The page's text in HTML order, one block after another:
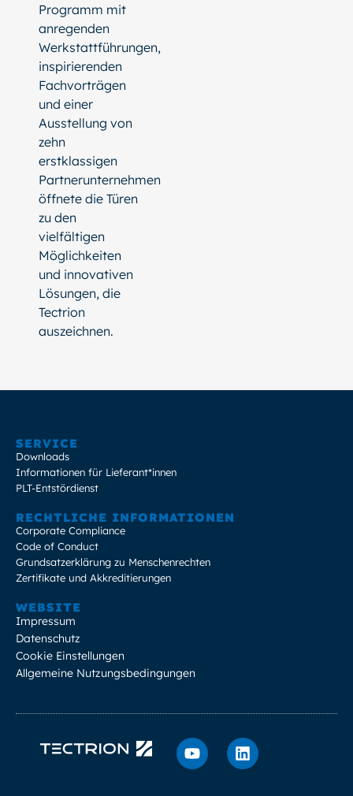
Programm mit
anregenden
Werkstattführungen,
inspirierenden
Fachvorträgen
und einer
Ausstellung von
zehn
erstklassigen
Partnerunternehmen
öffnete die Türen
zu den
vielfältigen
Möglichkeiten
und innovativen
Lösungen, die
Tectrion
auszeichnen.
SERVICE
Downloads
Informationen für Lieferant*innen
PLT-Entstördienst
RECHTLICHE INFORMATIONEN
Corporate Compliance
Code of Conduct
Grundsatzerklärung zu Menschenrechten
Zertifikate und Akkreditierungen
WEBSITE
Impressum
Datenschutz
Cookie Einstellungen
Allgemeine Nutzungsbedingungen